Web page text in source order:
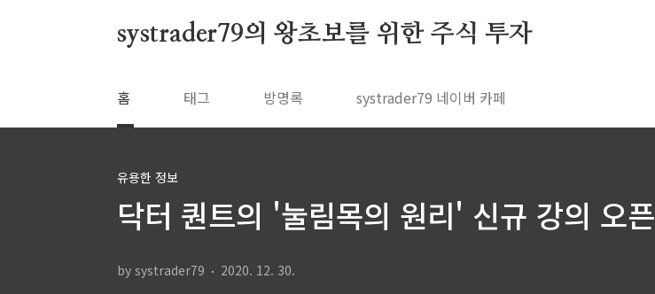
systrader79의 왕초보를 위한 주식 투자
홈 태그 방명록 systrader79 네이버 카페
유용한 정보
닥터 퀀트의 '눌림목의 원리' 신규 강의 오픈
by systrader79 2020. 12. 30.